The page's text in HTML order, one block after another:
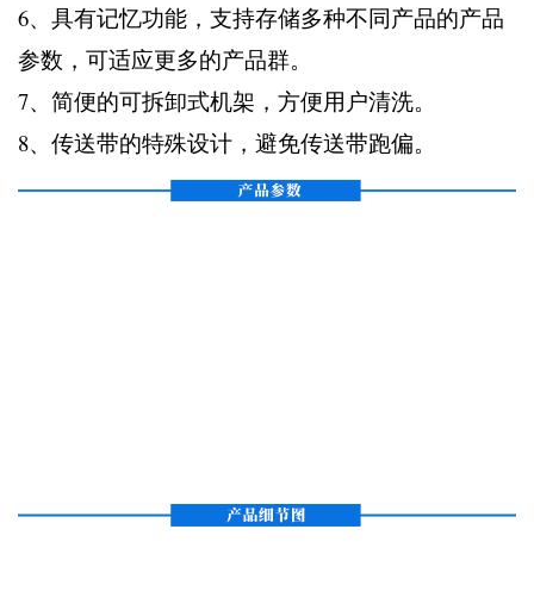
6、具有记忆功能，支持存储多种不同产品的产品
参数，可适应更多的产品群。
7、简便的可拆卸式机架，方便用户清洗。
8、传送带的特殊设计，避免传送带跑偏。